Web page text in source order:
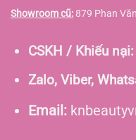
Showroom cũ: 879 Phan
CSKH / Khiếu nại:
Zalo, Viber,
Email: